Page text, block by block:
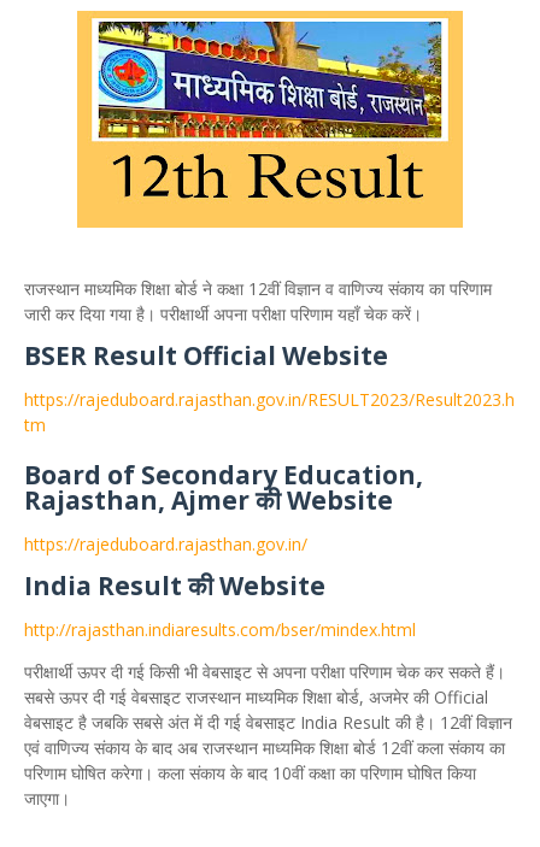
राजस्थान माध्यमिक शिक्षा बोर्ड ने कक्षा 12वीं विज्ञान व वाणिज्य संकाय का परिणाम
जारी कर दिया गया है। परीक्षार्थी अपना परीक्षा परिणाम यहाँ चेक करें।
BSER Result Official Website
https://rajeduboard.rajasthan.gov.in/RESULT2023/Result2023.h
tm
Board of Secondary Education,
Rajasthan, Ajmer की Website
https://rajeduboard.rajasthan.gov.in/
India Result की Website
http://rajasthan.indiaresults.com/bser/mindex.html
परीक्षार्थी ऊपर दी गई किसी भी वेबसाइट से अपना परीक्षा परिणाम चेक कर सकते हैं।
सबसे ऊपर दी गई वेबसाइट राजस्थान माध्यमिक शिक्षा बोर्ड, अजमेर की Official
वेबसाइट है जबकि सबसे अंत में दी गई वेबसाइट India Result की है। 12वीं विज्ञान
एवं वाणिज्य संकाय के बाद अब राजस्थान माध्यमिक शिक्षा बोर्ड 12वीं कला संकाय का
परिणाम घोषित करेगा। कला संकाय के बाद 10वीं कक्षा का परिणाम घोषित किया
जाएगा।